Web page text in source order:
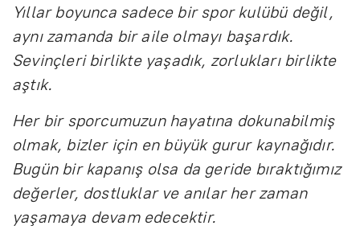
Yıllar boyunca sadece bir spor kulübü değil,
aynı zamanda bir aile olmayı başardık.
Sevinçleri birlikte yaşadık, zorlukları birlikte
aştık.
Her bir sporcumuzun hayatına dokunabilmiş
olmak, bizler için en büyük gurur kaynağıdır.
Bugün bir kapanış olsa da geride bıraktığımız
değerler, dostluklar ve anılar her zaman
yaşamaya devam edecektir.